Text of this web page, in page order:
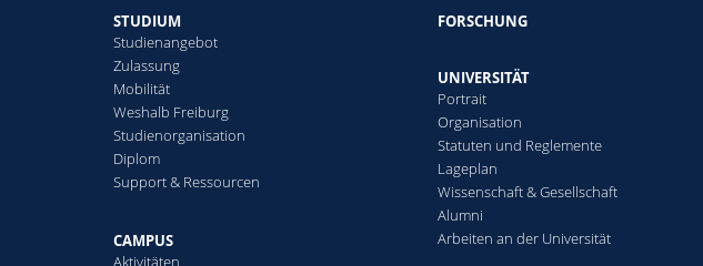
STUDIUM
Studienangebot
Zulassung
Mobilität
Weshalb Freiburg
Studienorganisation
Diplom
Support & Ressourcen
CAMPUS
Aktivitäten
FORSCHUNG
UNIVERSITÄT
Portrait
Organisation
Statuten und Reglemente
Lageplan
Wissenschaft & Gesellschaft
Alumni
Arbeiten an der Universität